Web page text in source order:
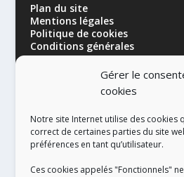
Gérer le
cookies
Notre site Internet utilise des cookies
correct de certaines parties du site
préférences en tant qu’utilisateur.
Ces cookies appelés "Fonctionnels"
Plan du site
Mentions légales
Politique de cookies
Conditions générales